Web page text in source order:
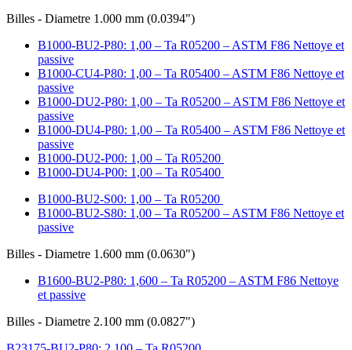
Billes - Diametre 1.000 mm (0.0394")
B1000-BU2-P80: 1,00 – Ta R05200 – ASTM F86 Nettoye et
passive
B1000-CU4-P80: 1,00 – Ta R05400 – ASTM F86 Nettoye et
passive
B1000-DU2-P80: 1,00 – Ta R05200 – ASTM F86 Nettoye et
passive
B1000-DU4-P80: 1,00 – Ta R05400 – ASTM F86 Nettoye et
passive
B1000-DU2-P00: 1,00 – Ta R05200
B1000-DU4-P00: 1,00 – Ta R05400
B1000-BU2-S00: 1,00 – Ta R05200
B1000-BU2-S80: 1,00 – Ta R05200 – ASTM F86 Nettoye et
passive
Billes - Diametre 1.600 mm (0.0630")
B1600-BU2-P80: 1,600 – Ta R05200 – ASTM F86 Nettoye
et passive
Billes - Diametre 2.100 mm (0.0827")